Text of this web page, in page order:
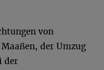
von
der Umzug
der